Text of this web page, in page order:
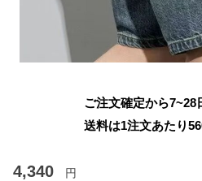
ご注文確定から7~28
送料は1注文あたり
4,340 円